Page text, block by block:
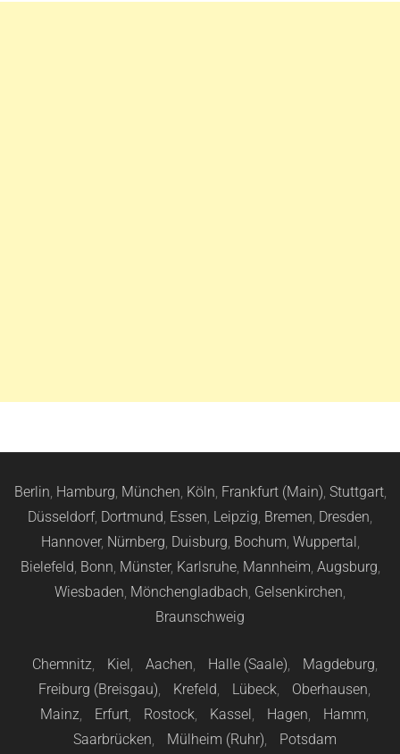
Berlin, Hamburg, München, Köln, Frankfurt (Main), Stuttgart,
Düsseldorf, Dortmund, Essen, Leipzig, Bremen, Dresden,
Hannover, Nürnberg, Duisburg, Bochum, Wuppertal,
Bielefeld, Bonn, Münster, Karlsruhe, Mannheim, Augsburg,
Wiesbaden, Mönchengladbach, Gelsenkirchen,
Braunschweig
Chemnitz, Kiel, Aachen, Halle (Saale), Magdeburg,
Freiburg (Breisgau), Krefeld, Lübeck, Oberhausen,
Mainz, Erfurt, Rostock, Kassel, Hagen, Hamm,
Saarbrücken, Mülheim (Ruhr), Potsdam